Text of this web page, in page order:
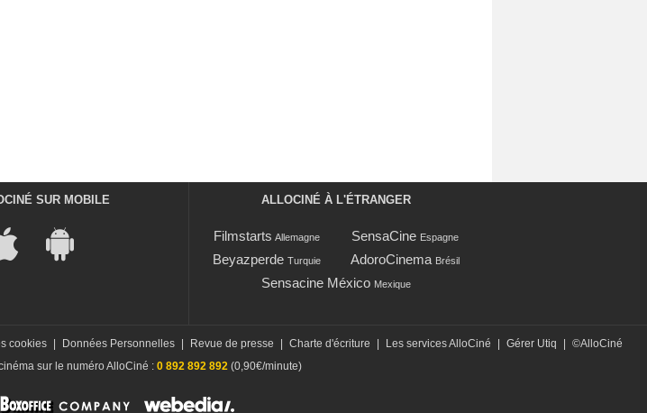
SUR MOBILE ALLOCINÉ À L'ÉTRANGER
Filmstarts Allemagne SensaCine Espagne
Beyazperde Turquie AdoroCinema Brésil
Sensacine México Mexique
cookies Données Personnelles Revue de presse Charte d'écriture Les services AlloCiné Gérer Utiq
©AlloCiné
sur le numéro AlloCiné : 0 892 892 892 (0,90€/minute)